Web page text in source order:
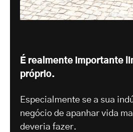
É realmente importante
próprio.
Especialmente se a sua
negócio de apanhar vida
deveria fazer.